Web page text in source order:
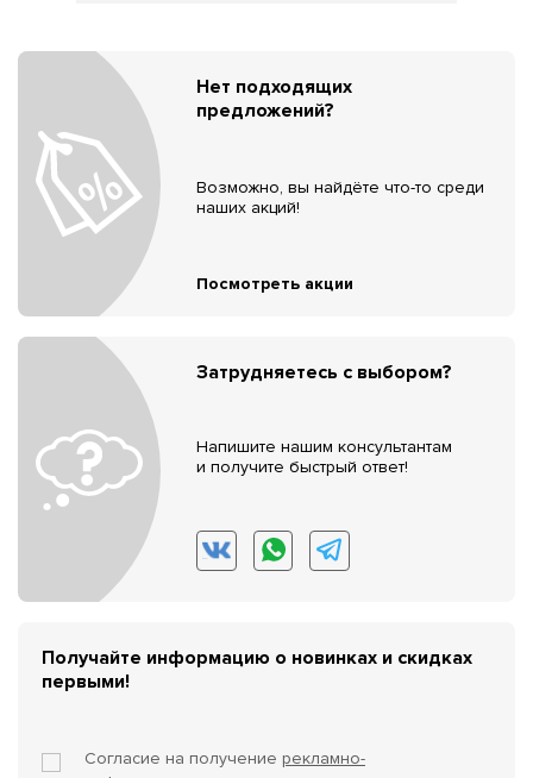
Нет подходящих
предложений?
Возможно, вы найдёте что-то среди
наших акций!
Посмотреть акции
Затрудняетесь с выбором?
Напишите нашим консультантам
и получите быстрый ответ!
Получайте информацию о новинках и скидках
первыми!
Согласие на получение рекламно-